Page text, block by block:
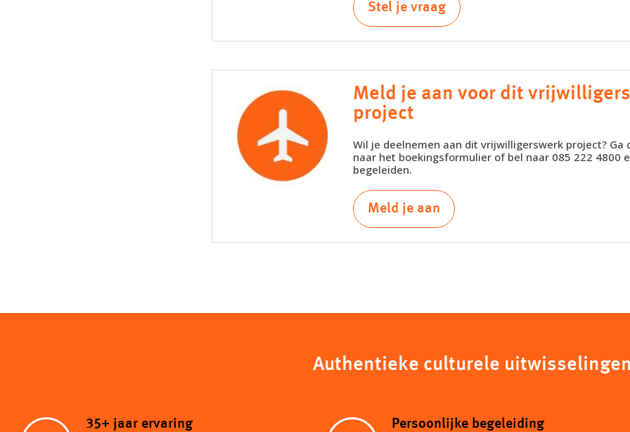
Stel je vraag
Meld je aan voor dit
project
Wil je deelnemen aan dit vrijwilligerswerk project? Ga
naar het boekingsformulier of bel naar 085 222 4800
begeleiden.
Meld je aan
Authentieke culturele uitwisselingen
35+ jaar ervaring Persoonlijke begeleiding